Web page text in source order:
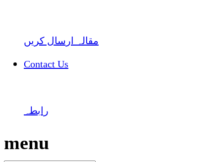
مقالہ ارسال کریں
Contact Us
رابطہ
menu